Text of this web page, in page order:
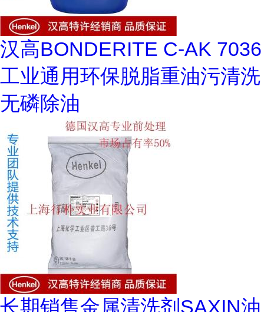
汉高BONDERITE C-AK 7036
工业通用环保脱脂重油污清洗
无磷除油
长期销售金属清洗剂SAXIN油